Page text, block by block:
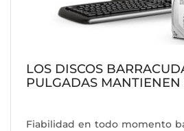
LOS DISCOS
PULGADAS MANTIENEN
Fiabilidad en todo momento